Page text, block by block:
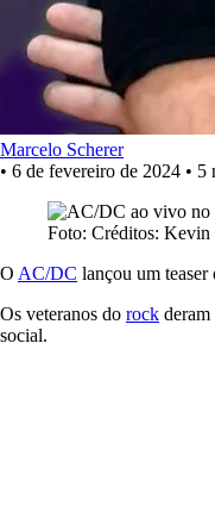
Marcelo Scherer
• 6 de fevereiro de 2024 • 5
Foto: Créditos: Kevin
O AC/DC lançou um teaser
Os veteranos do rock deram
social.